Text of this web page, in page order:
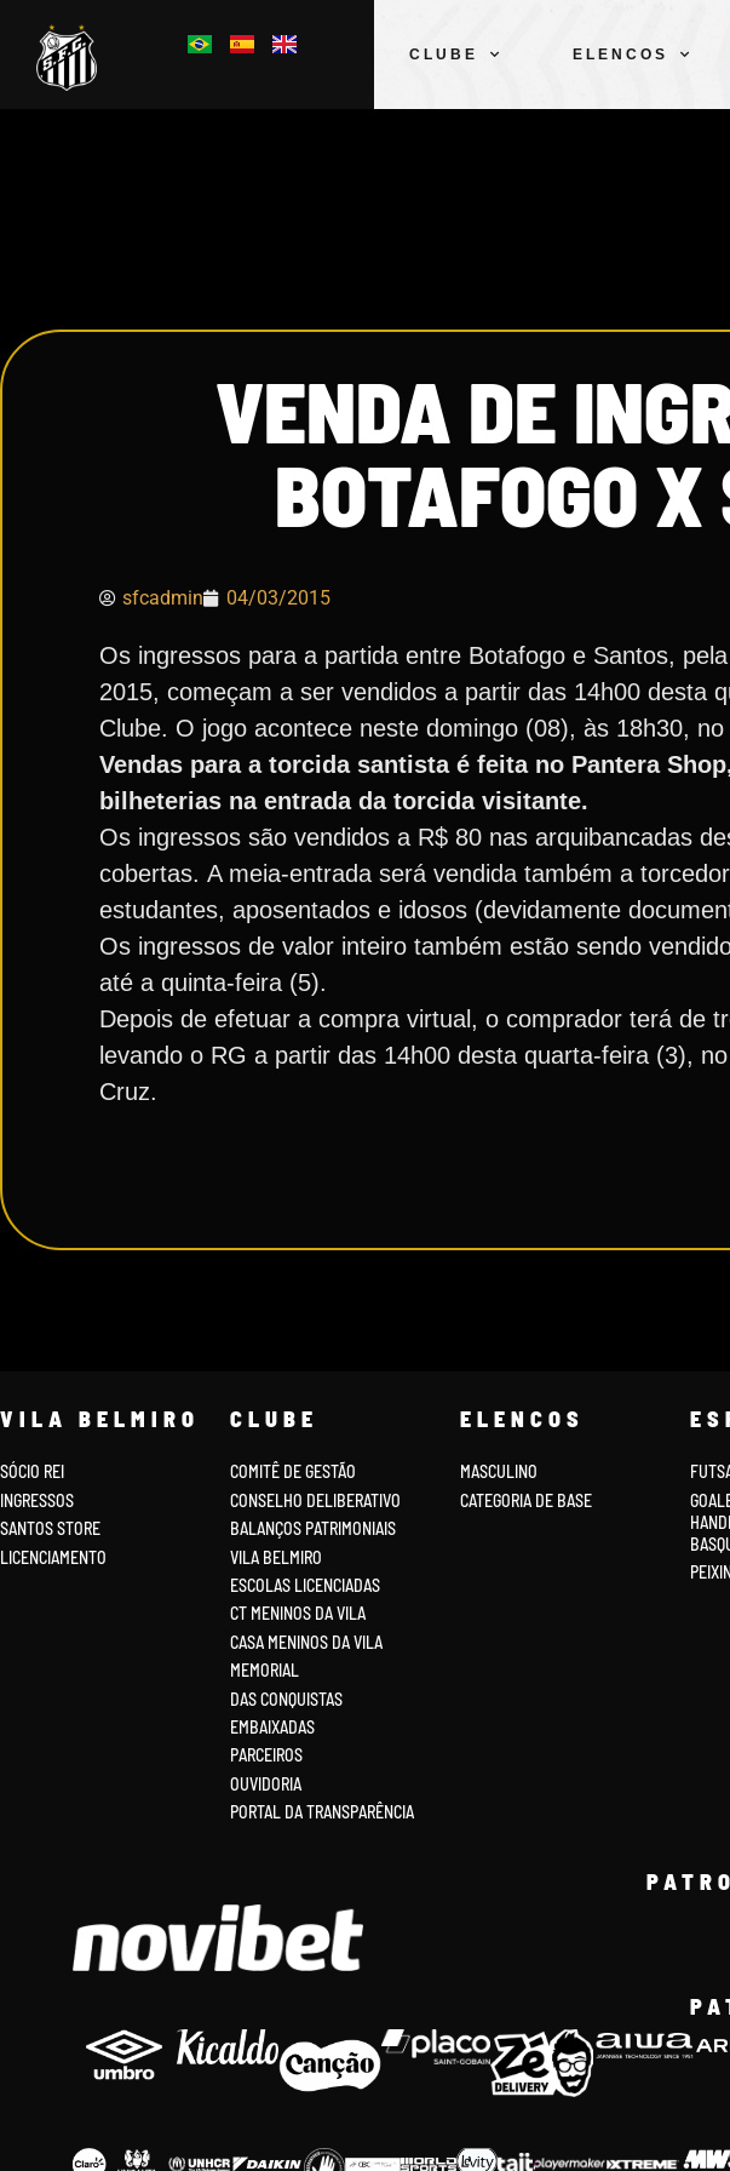
CLUBE ELENCOS
VENDA DE
BOTAFOGO
sfcadmin 04/03/2015
Os ingressos para a partida entre Botafogo e Santos,
2015, começam a ser vendidos a partir das 14h00 desta
Clube. O jogo acontece neste domingo (08), às 18h30,
Vendas para a torcida santista é feita no Pantera
bilheterias na entrada da torcida visitante.
Os ingressos são vendidos a R$ 80 nas arquibancadas
cobertas. A meia-entrada será vendida também a
estudantes, aposentados e idosos (devidamente
Os ingressos de valor inteiro também estão sendo
até a quinta-feira (5).
Depois de efetuar a compra virtual, o comprador terá de
levando o RG a partir das 14h00 desta quarta-feira (3),
Cruz.
VILA BELMIRO
SÓCIO REI
INGRESSOS
SANTOS STORE
LICENCIAMENTO
CLUBE
COMITÊ DE GESTÃO
CONSELHO DELIBERATIVO
BALANÇOS PATRIMONIAIS
VILA BELMIRO
ESCOLAS LICENCIADAS
CT MENINOS DA VILA
CASA MENINOS DA VILA
MEMORIAL
DAS CONQUISTAS
EMBAIXADAS
PARCEIROS
OUVIDORIA
PORTAL DA TRANSPARÊNCIA
ELENCOS
MASCULINO
CATEGORIA DE BASE